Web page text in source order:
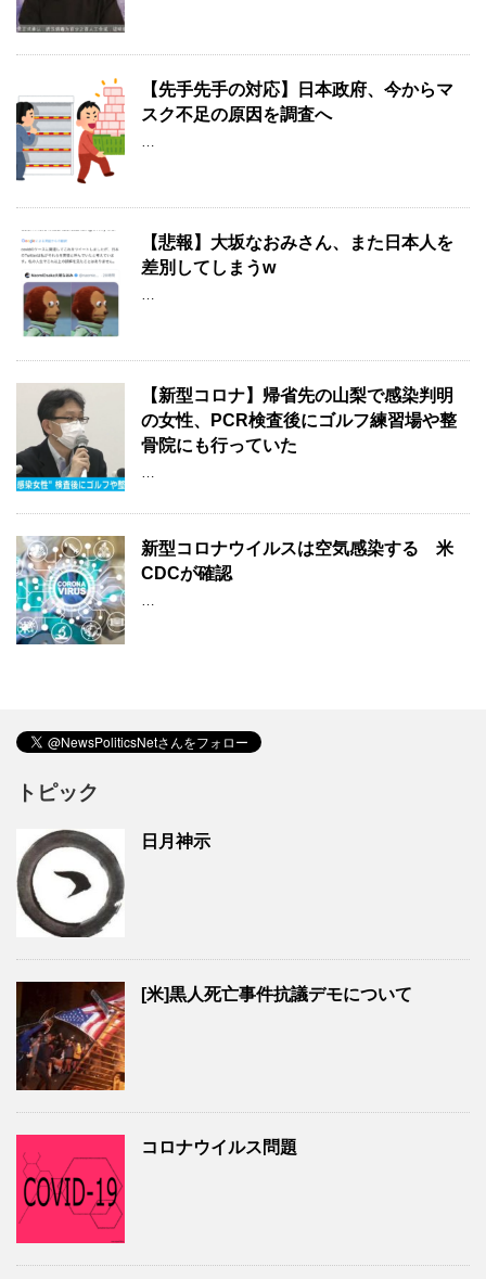
【先手先手の対応】日本政府、今からマ
スク不足の原因を調査へ
…
【悲報】大坂なおみさん、また日本人を
差別してしまうw
…
【新型コロナ】帰省先の山梨で感染判明
の女性、PCR検査後にゴルフ練習場や整
骨院にも行っていた
…
新型コロナウイルスは空気感染する 米
CDCが確認
…
トピック
日月神示
[米]黒人死亡事件抗議デモについて
コロナウイルス問題